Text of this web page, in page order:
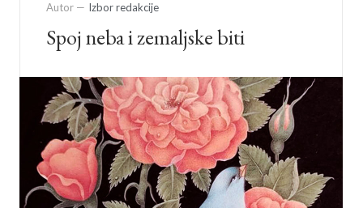
Autor — Izbor redakcije
Spoj neba i zemaljske biti